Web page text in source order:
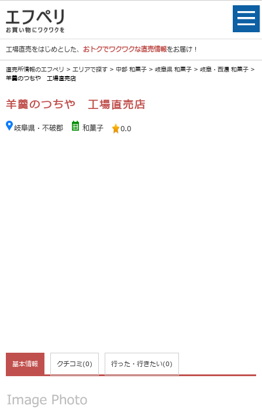
工場直売をはじめとした、 おトクでワクワクな直売情報をお届け！
直売所情報のエフペリ > エリアで探す > 中部 和菓子 > 岐阜県 和菓子 > 岐阜・西濃 和菓子 >
羊羹のつちや 工場直売店
羊羹のつちや 工場直売店
岐阜県・不破郡 和菓子 0.0
基本情報 クチコミ(0) 行った・行きたい(0)